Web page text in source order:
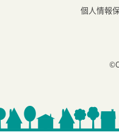
個人情報